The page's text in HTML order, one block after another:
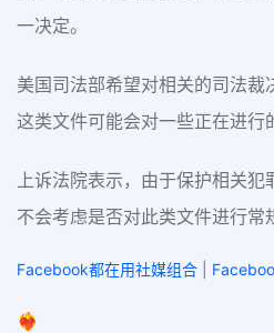
一决定。
美国司法部希望对相关的司法裁
这类文件可能会对一些正在进行
上诉法院表示，由于保护相关犯
不会考虑是否对此类文件进行常
Facebook都在用社媒组合
❤️‍🔥